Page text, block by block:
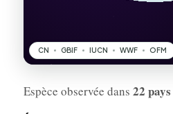
Espèce observée dans 22 pays